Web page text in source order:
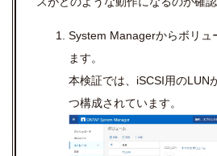
System Managerからボリュ
ます。
本検証では、iSCSI用のLUN
つ構成されています。